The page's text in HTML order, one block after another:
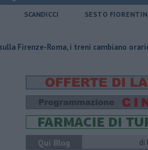
SCANDICCI
SESTO
i treni cambiano orario
Qui Blog di